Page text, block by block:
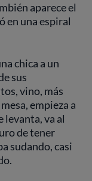
aparece el
en una espiral
chica a un
sus
vino, más
empieza a
levanta, va al
de tener
sudando, casi